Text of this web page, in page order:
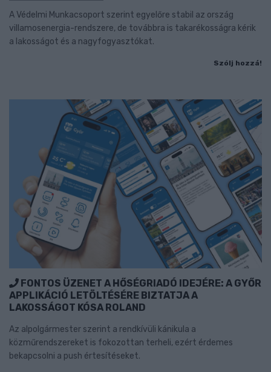
A Védelmi Munkacsoport szerint egyelőre stabil az ország
villamosenergia-rendszere, de továbbra is takarékosságra kérik
a lakosságot és a nagyfogyasztókat.
Szólj hozzá!
FONTOS ÜZENET A HŐSÉGRIADÓ IDEJÉRE: A GYŐR
APPLIKÁCIÓ LETÖLTÉSÉRE BIZTATJA A
LAKOSSÁGOT KÓSA ROLAND
Az alpolgármester szerint a rendkívüli kánikula a
közműrendszereket is fokozottan terheli, ezért érdemes
bekapcsolni a push értesítéseket.